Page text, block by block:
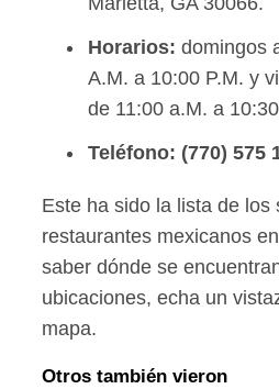
Horarios:domingos
A.M. a 10:00 P.M. y
de 11:00 a.M. a
Teléfono: (770) 575
Este ha sido la lista de los
restaurantes mexicanos
saber dónde se
ubicaciones, echa un
mapa.
Otros también vieron